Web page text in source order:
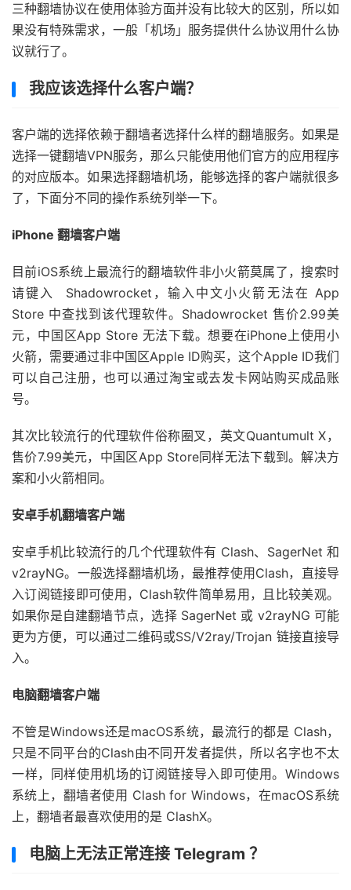
三种翻墙协议在使用体验方面并没有比较大的区别，所以如
果没有特殊需求，一般「机场」服务提供什么协议用什么协
议就行了。
我应该选择什么客户端？
客户端的选择依赖于翻墙者选择什么样的翻墙服务。如果是
选择一键翻墙VPN服务，那么只能使用他们官方的应用程序
的对应版本。如果选择翻墙机场，能够选择的客户端就很多
了，下面分不同的操作系统列举一下。
iPhone 翻墙客户端
目前iOS系统上最流行的翻墙软件非小火箭莫属了，搜索时
请键入 Shadowrocket，输入中文小火箭无法在 App
Store 中查找到该代理软件。Shadowrocket 售价2.99美
元，中国区App Store 无法下载。想要在iPhone上使用小
火箭，需要通过非中国区Apple ID购买，这个Apple ID我们
可以自己注册，也可以通过淘宝或去发卡网站购买成品账
号。
其次比较流行的代理软件俗称圈叉，英文Quantumult X，
售价7.99美元，中国区App Store同样无法下载到。解决方
案和小火箭相同。
安卓手机翻墙客户端
安卓手机比较流行的几个代理软件有 Clash、SagerNet 和
v2rayNG。一般选择翻墙机场，最推荐使用Clash，直接导
入订阅链接即可使用，Clash软件简单易用，且比较美观。
如果你是自建翻墙节点，选择 SagerNet 或 v2rayNG 可能
更为方便，可以通过二维码或SS/V2ray/Trojan 链接直接导
入。
电脑翻墙客户端
不管是Windows还是macOS系统，最流行的都是 Clash，
只是不同平台的Clash由不同开发者提供，所以名字也不太
一样，同样使用机场的订阅链接导入即可使用。Windows
系统上，翻墙者使用 Clash for Windows，在macOS系统
上，翻墙者最喜欢使用的是 ClashX。
电脑上无法正常连接 Telegram ？